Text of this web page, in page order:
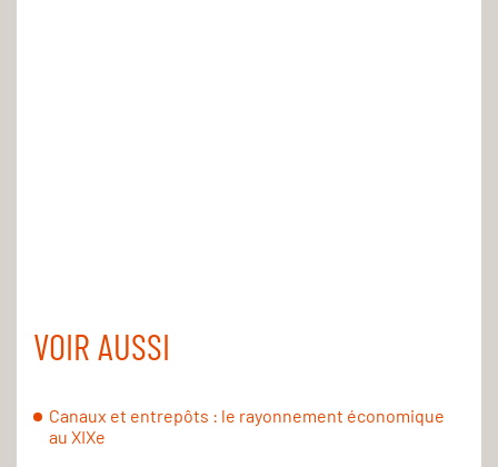
VOIR AUSSI
Canaux et entrepôts : le rayonnement économique
au XIXe